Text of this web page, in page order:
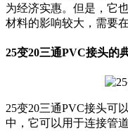
为经济实惠。但是，它
材料的影响较大，需要
25变20三通PVC接头的
25变20三通PVC接头可
中，它可以用于连接管